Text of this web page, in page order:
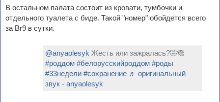
В остальном палата состоит из кровати, тумбочки и
отдельного туалета с биде. Такой "номер" обойдется всего
за Br9 в сутки.
@anyaolesyk Жесть или зажралась?🤣🙈
#роддом #белорусскийроддом #роды
#33недели #сохранение ♬ оригинальный
звук - anyaolesyk